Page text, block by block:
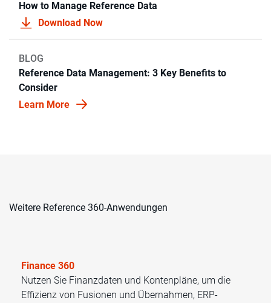
How to Manage Reference Data
Download Now
BLOG
Reference Data Management: 3 Key Benefits to
Consider
Learn More
Weitere Reference 360-Anwendungen
Finance 360
Nutzen Sie Finanzdaten und Kontenpläne, um die
Effizienz von Fusionen und Übernahmen, ERP-